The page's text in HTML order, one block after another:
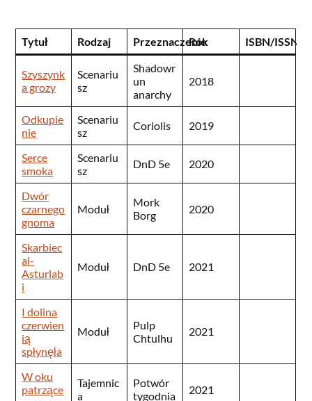
Tytuł Rodzaj Przeznaczenie
Rok ISBN/ISSN
Szyszynk
a grozy
Scenariu
sz
Shadowr
un
anarchy
2018
Odkupie
nie
Scenariu
sz
Coriolis 2019
Serce
smoka
Scenariu
sz
DnD 5e 2020
Dwór
czarnego
gnoma
Moduł
Mork
Borg
2020
Skarbiec
al-
Asturlab
i
Moduł DnD 5e 2021
I dolina
czerwien
ią
spłynęła
Moduł
Pulp
Chtulhu
2021
W oku
patrzące
Tajemnic
a
Potwór
tygodnia
2021